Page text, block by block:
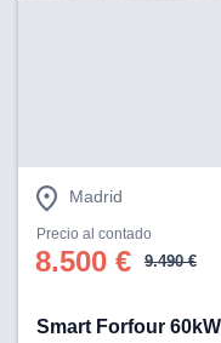
Madrid
Precio al contado
8.500 € 9.490 €
Smart Forfour